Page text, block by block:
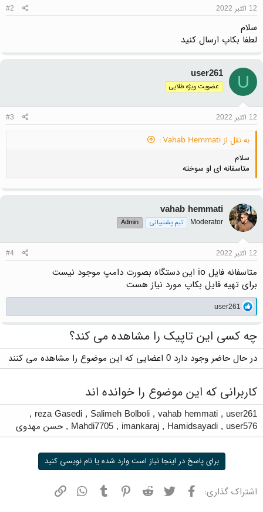
12 اکتبر 2022 #2
سلام
لطفا بکاپ ارسال کنید
U
user261
عضویت ویژه طلایی
12 اکتبر 2022 #3
به نقل از Vahab Hemmati :
سلام
متاسفانه ای او سوخته
vahab hemmati
Moderator تیم پشتیبانی Admin
12 اکتبر 2022 #4
متاسفانه فایل io این دستگاه بصورت دامپ موجود نیست
برای تهیه فایل بکاپ مورد نیاز هست
واکنش‌ها:
user261
چه کسی این تاپیک را مشاهده می کند؟
در حال حاضر وجود دارد 0 اعضایی که این موضوع را مشاهده می کنند
کاربرانی که این موضوع را خوانده اند
user261
,
vahab hemmati
,
Salimeh Bolboli
,
reza Gasedi
,
user576
,
Hamidsayadi
,
imankaraj
,
Mahdi7705
, حسن مهدوی
برای پاسخ در اینجا نیاز است وارد شده یا نام نویسی کنید
اشتراک گذاری: فیسبوک توییتر ردیت پینترستتامبلر واتسپ